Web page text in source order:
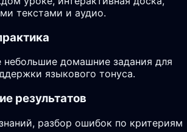
текстами и аудио.
небольшие домашние задания для
языкового тонуса.
результатов
разбор ошибок по критериям